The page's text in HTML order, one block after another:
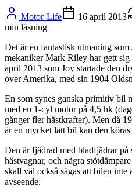
Motor-Life 16 april 2013
min läsning
Det är en fantastisk utmaning
mekaniker Mark Riley har gett
april 2013 som Joy startade den
över Amerika, med sin 1904
En som synes ganska primitiv bil
med en 1-cyl motor på 4,5 hk
gånger fler hästkrafter). Men då
är en mycket lätt bil kan den
Den är fjädrad med bladfjädrar på
hästvagnar, och några
skall väl också sägas att bilen inte
avseende.